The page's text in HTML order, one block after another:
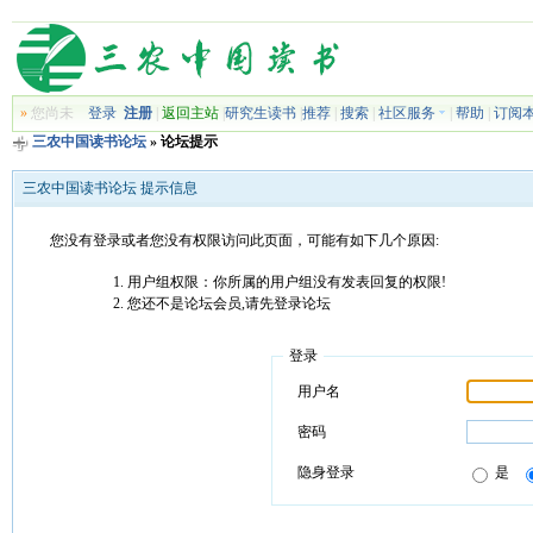
»您尚未 登录 注册| 返回主站| 研究生读书| 推荐| 搜索| 社区服务 帮助
订阅
三农中国读书论坛» 论坛提示
三农中国读书论坛 提示信息
您没有登录或者您没有权限访问此页面，可能有如下几个原因:
用户组权限：你所属的用户组没有发表回复的权限!
您还不是论坛会员,请先登录论坛
登录
用户名
密码
隐身登录 是